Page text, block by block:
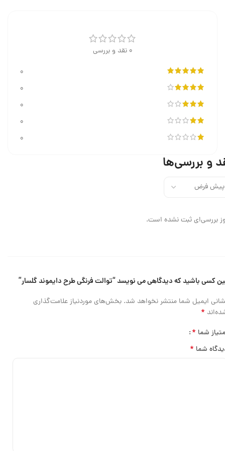
0 نقد و بررسی
0
0
0
0
0
و بررسی‌ها
بررسی‌ای ثبت نشده است.
کسی باشید که دیدگاهی می نویسد “توالت فرنگی طرح دایموند گلسار”
ایمیل شما منتشر نخواهد شد. بخش‌های موردنیاز علامت‌گذاری
*
شما *
شما *